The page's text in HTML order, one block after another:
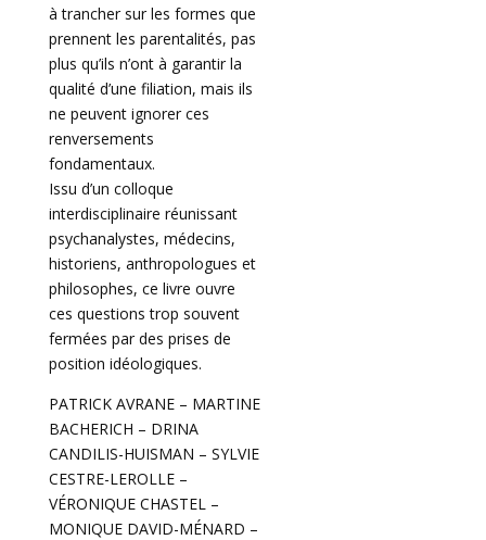
à trancher sur les formes que
prennent les parentalités, pas
plus qu’ils n’ont à garantir la
qualité d’une filiation, mais ils
ne peuvent ignorer ces
renversements
fondamentaux.
Issu d’un colloque
interdisciplinaire réunissant
psychanalystes, médecins,
historiens, anthropologues et
philosophes, ce livre ouvre
ces questions trop souvent
fermées par des prises de
position idéologiques.
PATRICK AVRANE – MARTINE
BACHERICH – DRINA
CANDILIS-HUISMAN – SYLVIE
CESTRE-LEROLLE –
VÉRONIQUE CHASTEL –
MONIQUE DAVID-MÉNARD –